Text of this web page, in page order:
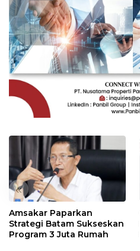
«
Amsakar Paparkan
Strategi Batam Sukseskan
Program 3 Juta Rumah